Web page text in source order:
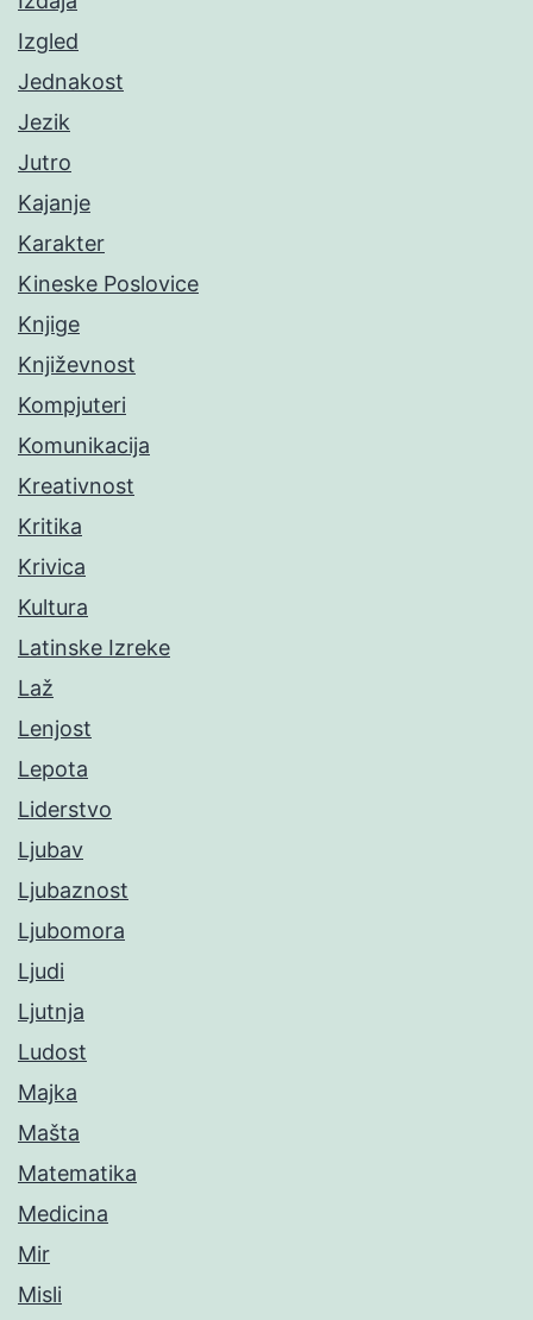
Izgled
Jednakost
Jezik
Jutro
Kajanje
Karakter
Kineske Poslovice
Knjige
Književnost
Kompjuteri
Komunikacija
Kreativnost
Kritika
Krivica
Kultura
Latinske Izreke
Laž
Lenjost
Lepota
Liderstvo
Ljubav
Ljubaznost
Ljubomora
Ljudi
Ljutnja
Ludost
Majka
Mašta
Matematika
Medicina
Mir
Misli